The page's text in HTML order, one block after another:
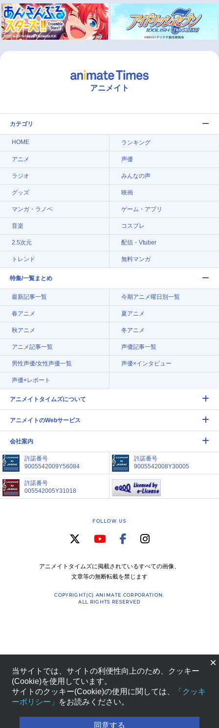
アニメイト
カテゴリ
HOME ランキング
アニメ 声優
ラジオ みんなの声
グッズ 映画
マンガ・ラノベ ゲーム・アプリ
音楽 コスプレ
2.5次元 配信・Vtuber
トレンド 無料マンガ
特集/一覧まとめ
最新記事一覧 今期アニメ曜日別一覧
春アニメ 夏アニメ
秋アニメ 冬アニメ
アニメ記事一覧 声優記事一覧
男性声優/女性声優一覧 声優×インタビュー
声優×レポート
アニメイトタイムズについて
アニメイトのWebサービス
会社案内
許諾番号
9005542009Y56084
許諾番号
9005542008Y30005
許諾番号
005542005Y31018
FOLLOW US
アニメイトタイムズに掲載されているすべての画像、
文章等の無断転載を禁じます
COPYRIGHT(C) ANIMATE CORPORATION.
ALL RIGHTS RESERVED
×
当サイトでは、サイトの利便性向上のため、クッキー
(Cookie)を使用しています。
サイトのクッキー(Cookie)の使用に関しては、
「クッキ
ーポリシー」
をお読みください。
同意する